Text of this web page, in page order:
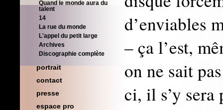
Quand le monde aura du
talent
14
La rue du monde
L'appel du petit large
Archives
Discographie complète
portrait
contact
presse
espace pro
d’enviables
– ça l’est,
on ne sait
ci, il s’y